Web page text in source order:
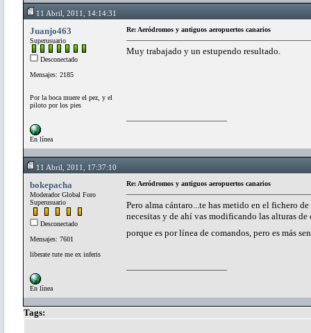
11 Abril, 2011, 14:14:31
Juanjo463
Superusuario
Desconectado
Mensajes: 2185
Por la boca muere el pez, y el
piloto por los pies
En línea
Re: Aeródromos y antiguos aeropuertos canarios
Muy trabajado y un estupendo resultado.
11 Abril, 2011, 17:37:10
bokepacha
Moderador Global Foro
Superusuario
Desconectado
Mensajes: 7601
liberate tute me ex inferis
En línea
Re: Aeródromos y antiguos aeropuertos canarios
Pero alma cántaro...te has metido en el fichero
necesitas y de ahí vas modificando las alturas
porque es por línea de comandos, pero es más
Tags: